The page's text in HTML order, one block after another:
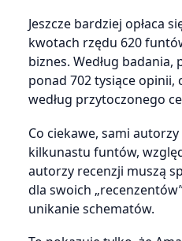
Jeszcze bardziej opłaca
kwotach rzędu 620
biznes. Według
ponad 702 tysiące opinii,
według przytoczonego
Co ciekawe, sami
kilkunastu funtów,
autorzy recenzji muszą
dla swoich
unikanie schematów.